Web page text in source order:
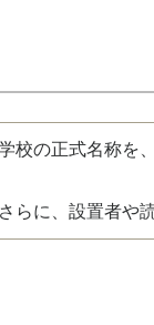
校の正式名称を
らに、設置者や